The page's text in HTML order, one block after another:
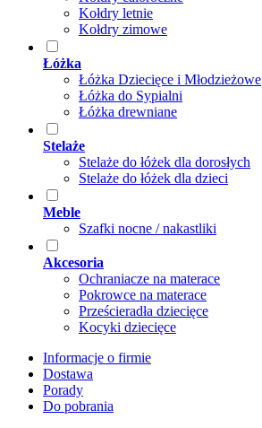
Kołdry letnie
Kołdry zimowe
Łóżka
Łóżka Dziecięce i Młodzieżowe
Łóżka do Sypialni
Łóżka drewniane
Stelaże
Stelaże do łóżek dla dorosłych
Stelaże do łóżek dla dzieci
Meble
Szafki nocne / nakastliki
Akcesoria
Ochraniacze na materace
Pokrowce na materace
Prześcieradła dziecięce
Kocyki dziecięce
Informacje o firmie
Dostawa
Porady
Do pobrania